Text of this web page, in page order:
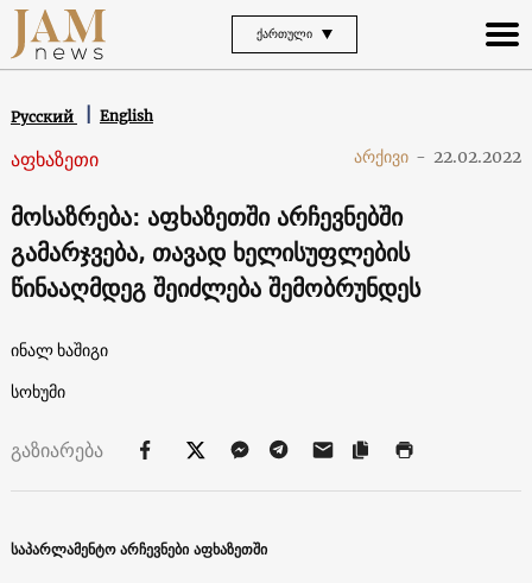
ᲥᲐᲠᲗᲣᲚᲘ
Русский English
აფხაზეთი არქივი - 22.02.2022
მოსაზრება: აფხაზეთში არჩევნებში
გამარჯვება, თავად ხელისუფლების
წინააღმდეგ შეიძლება შემობრუნდეს
ინალ ხაშიგი
სოხუმი
გაზიარება
საპარლამენტო არჩევნები აფხაზეთში